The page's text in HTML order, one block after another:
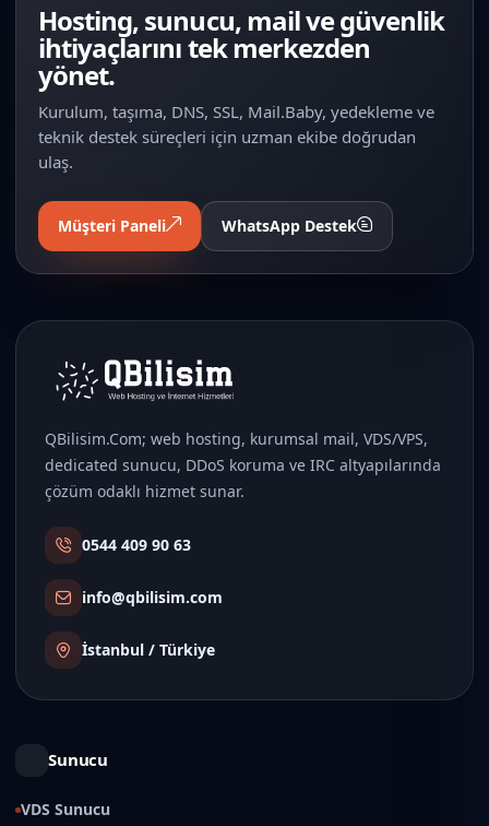
Hosting, sunucu, mail ve güvenlik
ihtiyaçlarını tek merkezden
yönet.
Kurulum, taşıma, DNS, SSL, Mail.Baby, yedekleme ve
teknik destek süreçleri için uzman ekibe doğrudan
ulaş.
Müşteri Paneli WhatsApp Destek
QBilisim.Com; web hosting, kurumsal mail, VDS/VPS,
dedicated sunucu, DDoS koruma ve IRC altyapılarında
çözüm odaklı hizmet sunar.
0544 409 90 63
info@qbilisim.com
İstanbul / Türkiye
Sunucu
VDS Sunucu